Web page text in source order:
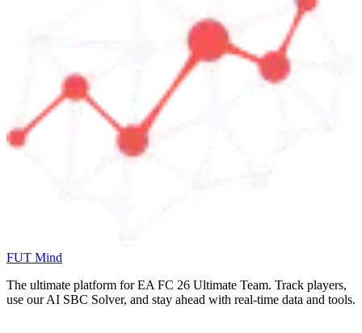
FUT Mind
The ultimate platform for EA FC 26 Ultimate Team. Track players,
use our AI SBC Solver, and stay ahead with real-time data and tools.